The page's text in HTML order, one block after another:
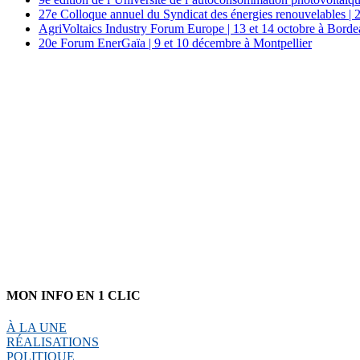
27e Colloque annuel du Syndicat des énergies renouvelables |
AgriVoltaics Industry Forum Europe | 13 et 14 octobre à
20e Forum EnerGaïa | 9 et 10 décembre à Montpellier
MON INFO EN 1 CLIC
À LA UNE
RÉALISATIONS
POLITIQUE